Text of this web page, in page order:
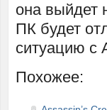
она выйдет
ПК будет
ситуацию с
Похожее: